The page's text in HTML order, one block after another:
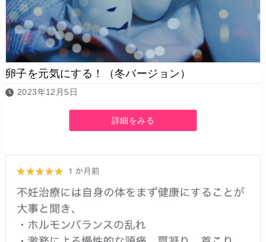
卵子を元気にする！（冬バージョン）
2023年12月5日
詳細をみる